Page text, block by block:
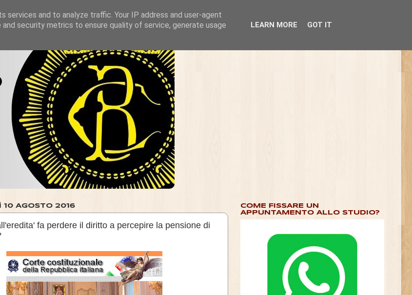
10 AGOSTO 2016
fa perdere il diritto a percepire la pensione di
COME FISSARE UN
APPUNTAMENTO ALLO STUDIO?
services and to analyze traffic. Your IP address and user-agent
security metrics to ensure quality of service, generate usage
LEARN MORE GOT IT